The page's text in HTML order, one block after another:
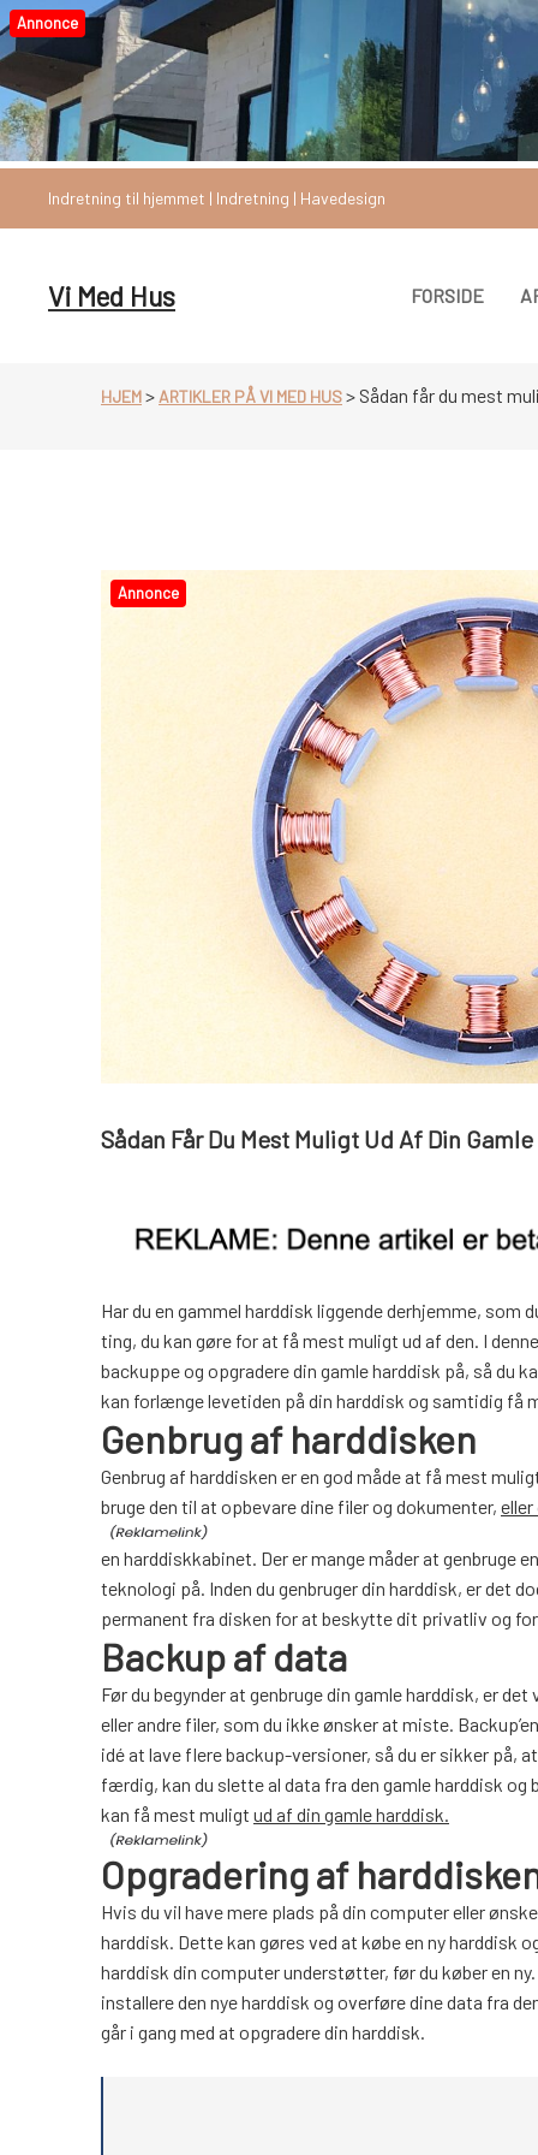
Videre
til
Annonce
Indretning til hjemmet | Indretning | Havedesign
Vi Med Hus FORSIDE
HJEM> ARTIKLER PÅ VI MED HUS> Sådan får du mest
Annonce
Sådan Får Du Mest Muligt Ud Af Din
Har du en gammel harddisk liggende derhjemme,
ting, du kan gøre for at få mest muligt ud af den. I
backuppe og opgradere din gamle harddisk på, så du
kan forlænge levetiden på din harddisk og samtidig få
Genbrug af harddisken
Genbrug af harddisken er en god måde at få mest
bruge den til at opbevare dine filer og dokumenter,
en harddiskkabinet. Der er mange måder at genbruge
teknologi på. Inden du genbruger din harddisk, er det
permanent fra disken for at beskytte dit privatliv og
Backup af data
Før du begynder at genbruge din gamle harddisk, er
eller andre filer, som du ikke ønsker at miste.
idé at lave flere backup-versioner, så du er sikker på,
færdig, kan du slette al data fra den gamle harddisk og
kan få mest muligt ud af din gamle harddisk.
Opgradering af
Hvis du vil have mere plads på din computer eller
harddisk. Dette kan gøres ved at købe en ny harddisk
harddisk din computer understøtter, før du køber en
installere den nye harddisk og overføre dine data fra
går i gang med at opgradere din harddisk.